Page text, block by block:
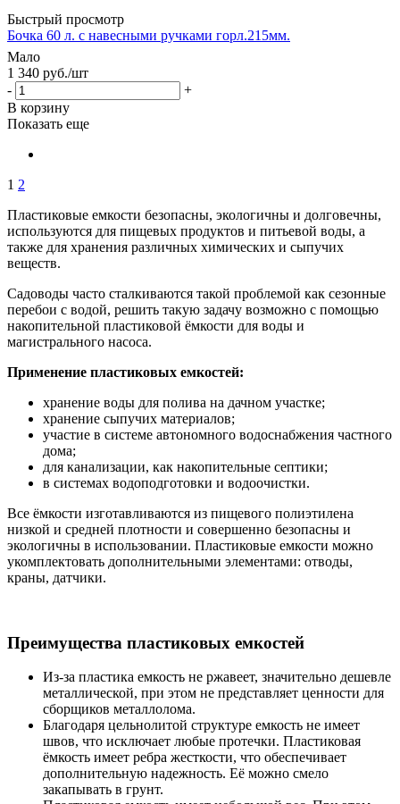
Быстрый просмотр
Бочка 60 л. с навесными ручками горл.215мм.
Мало
1 340 руб./шт
-
+
В корзину
Показать еще
1 2
Пластиковые емкости безопасны, экологичны и долговечны,
используются для пищевых продуктов и питьевой воды, а
также для хранения различных химических и сыпучих
веществ.
Садоводы часто сталкиваются такой проблемой как сезонные
перебои с водой, решить такую задачу возможно с помощью
накопительной пластиковой ёмкости для воды и
магистрального насоса.
Применение пластиковых емкостей:
хранение воды для полива на дачном участке;
хранение сыпучих материалов;
участие в системе автономного водоснабжения частного
дома;
для канализации, как накопительные септики;
в системах водоподготовки и водоочистки.
Все ёмкости изготавливаются из пищевого полиэтилена
низкой и средней плотности и совершенно безопасны и
экологичны в использовании. Пластиковые емкости можно
укомплектовать дополнительными элементами: отводы,
краны, датчики.
Преимущества пластиковых емкостей
Из-за пластика емкость не ржавеет, значительно дешевле
металлической, при этом не представляет ценности для
сборщиков металлолома.
Благодаря цельнолитой структуре емкость не имеет
швов, что исключает любые протечки. Пластиковая
ёмкость имеет ребра жесткости, что обеспечивает
дополнительную надежность. Её можно смело
закапывать в грунт.